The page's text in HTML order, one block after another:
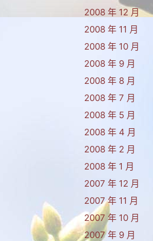
2008 年 12 月
2008 年 11 月
2008 年 10 月
2008 年 9 月
2008 年 8 月
2008 年 7 月
2008 年 5 月
2008 年 4 月
2008 年 2 月
2008 年 1 月
2007 年 12 月
2007 年 11 月
2007 年 10 月
2007 年 9 月